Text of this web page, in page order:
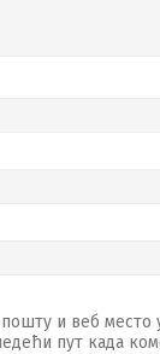
пошту и веб место
пут када